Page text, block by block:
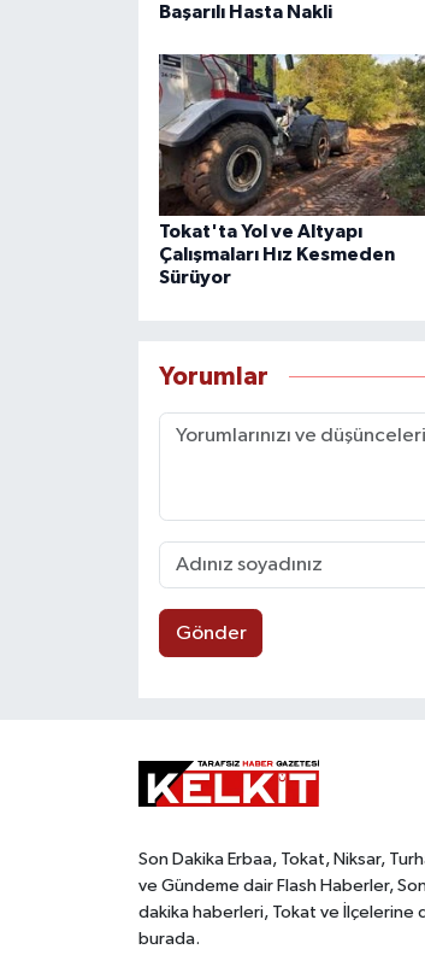
Başarılı Hasta Nakli
Tokat'ta Yol ve Altyapı
Çalışmaları Hız Kesmeden
Sürüyor
Yorumlar
Gönder
Son Dakika Erbaa, Tokat, Niksar,
ve Gündeme dair Flash Haberler,
dakika haberleri, Tokat ve İlçelerine
burada.